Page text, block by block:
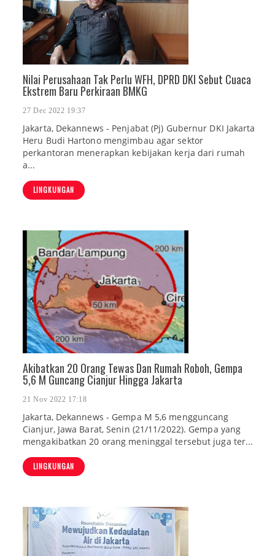
Nilai Perusahaan Tak Perlu WFH, DPRD DKI Sebut Cuaca
Ekstrem Baru Perkiraan BMKG
27 Dec 2022 19:37
Jakarta, Dekannews - Penjabat (Pj) Gubernur DKI Jakarta
Heru Budi Hartono mengimbau agar sektor
perkantoran menerapkan kebijakan kerja dari rumah
a...
LINGKUNGAN
Akibatkan 20 Orang Tewas Dan Rumah Roboh, Gempa
5,6 M Guncang Cianjur Hingga Jakarta
21 Nov 2022 17:18
Jakarta, Dekannews - Gempa M 5,6 mengguncang
Cianjur, Jawa Barat, Senin (21/11/2022). Gempa yang
mengakibatkan 20 orang meninggal tersebut juga ter...
LINGKUNGAN